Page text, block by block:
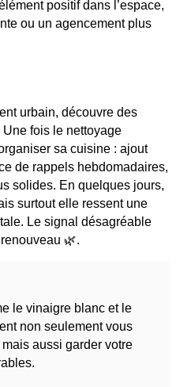
positif dans l’espace,
ou un agencement plus
urbain, découvre des
Une fois le nettoyage
sa cuisine : ajout
de rappels hebdomadaires,
solides. En quelques jours,
surtout elle ressent une
Le signal désagréable
🌿.
le vinaigre blanc et le
non seulement vous
aussi garder votre